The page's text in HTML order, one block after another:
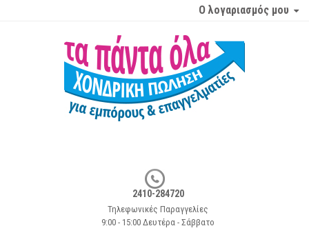
Ο λογαριασμός μου
2410-284720
Τηλεφωνικές Παραγγελίες
9:00 - 15:00 Δευτέρα - Σάββατο